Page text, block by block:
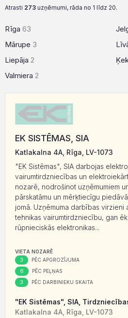
Atrasti 273 uzņēmumi, rāda no 1 līdz 20.
Rīga 63
Mārupe 3
Liepāja 2
Valmiera 2
EK SISTĒMAS, SIA
Katlakalna 4A, Rīga, LV-1073
"EK Sistēmas", SIA darbojas
vairumtirdzniecības un
nozarē, nodrošinot uzņēmumiem
pārskatāmu un mērķtiecīgu
jomā. Uzņēmuma darbības virzieni
tehnikas vairumtirdzniecību, gan
rūpnieciskās elektronikas...
VIETA NOZARĒ
3 PĒC APGROZĪJUMA
6 PĒC PEĻŅAS
3 PĒC DARBINIEKU SKAITA
"EK Sistēmas", SIA,
Katlakalna 4A, Rīga, LV-1073